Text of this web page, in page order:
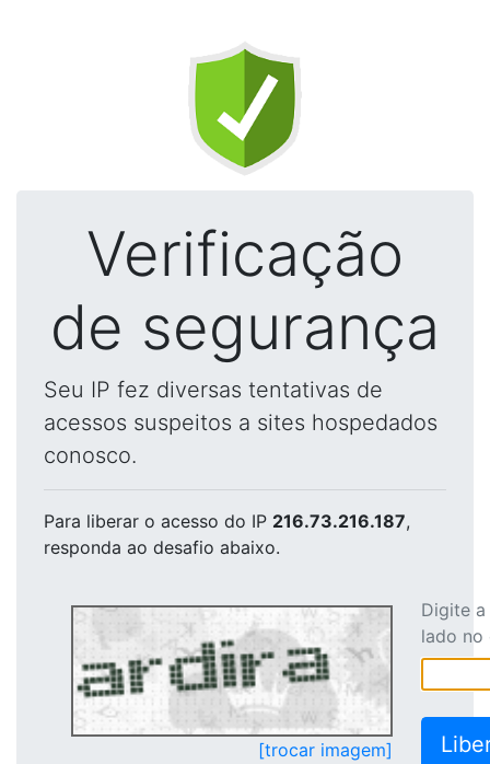
Verificação
de segurança
Seu IP fez diversas tentativas de
acessos suspeitos a sites hospedados
conosco.
Para liberar o acesso do IP 216.73.216.187,
responda ao desafio abaixo.
[trocar imagem]
Digite
lado no